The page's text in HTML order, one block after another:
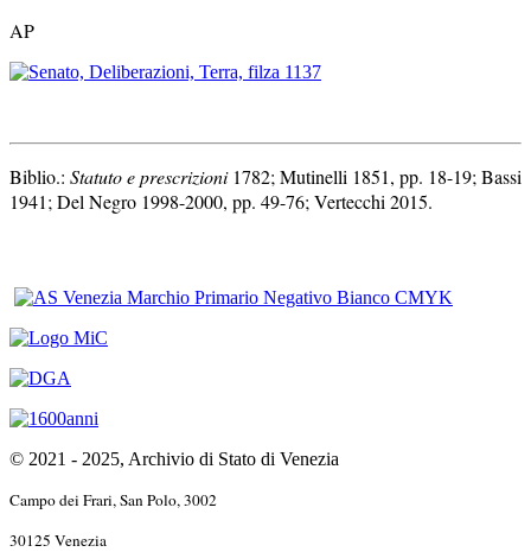
AP
Biblio.: Statuto e prescrizioni1782; Mutinelli 1851, pp. 18-19; Bassi
1941; Del Negro 1998-2000, pp. 49-76; Vertecchi 2015.
© 2021 - 2025, Archivio di Stato di Venezia
Campo dei Frari, San Polo, 3002
30125 Venezia